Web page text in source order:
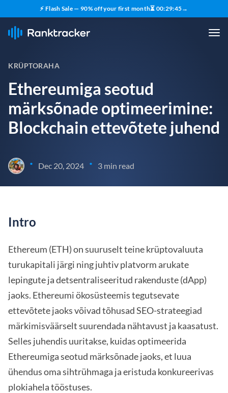
⚡ Flash Sale — 90% off your first month⏳ 00:29:44→
KRÜPTORAHA
Ethereumiga seotud
märksõnade optimeerimine:
Blockchain ettevõtete juhend
• Dec 20, 2024 • 3 min read
Intro
Ethereum (ETH) on suuruselt teine krüptovaluuta
turukapitali järgi ning juhtiv platvorm arukate
lepingute ja detsentraliseeritud rakenduste (dApp)
jaoks. Ethereumi ökosüsteemis tegutsevate
ettevõtete jaoks võivad tõhusad SEO-strateegiad
märkimisväärselt suurendada nähtavust ja kaasatust.
Selles juhendis uuritakse, kuidas optimeerida
Ethereumiga seotud märksõnade jaoks, et luua
ühendus oma sihtrühmaga ja eristuda konkureerivas
plokiahela tööstuses.